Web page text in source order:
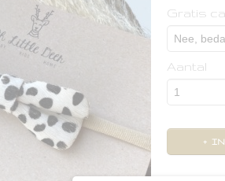
Gratis
Aantal
IN